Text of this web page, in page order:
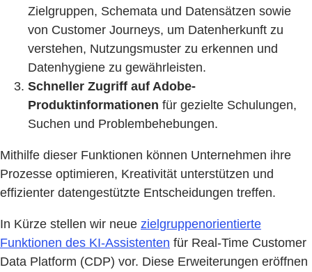
Zielgruppen, Schemata und Datensätzen sowie
von Customer Journeys, um Datenherkunft zu
verstehen, Nutzungsmuster zu erkennen und
Datenhygiene zu gewährleisten.
Schneller Zugriff auf Adobe-
Produktinformationen für gezielte Schulungen,
Suchen und Problembehebungen.
Mithilfe dieser Funktionen können Unternehmen ihre
Prozesse optimieren, Kreativität unterstützen und
effizienter datengestützte Entscheidungen treffen.
In Kürze stellen wir neue zielgruppenorientierte
Funktionen des KI-Assistenten für Real-Time Customer
Data Platform (CDP) vor. Diese Erweiterungen eröffnen